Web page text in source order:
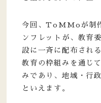
今回、ToMMoが制
ンフレットが、教育
設に一斉に配布され
教育の枠組みを通じ
みであり、地域・行
といえます。